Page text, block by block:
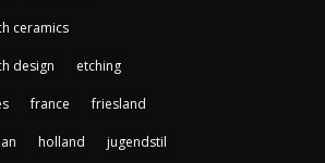
ceramics
design etching
france friesland
holland jugendstil